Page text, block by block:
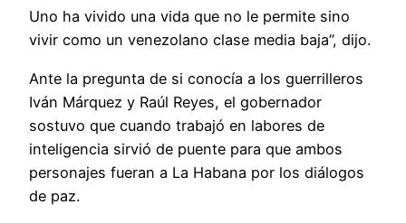
Uno ha vivido una vida que no le permite sino
vivir como un venezolano clase media baja”, dijo.
Ante la pregunta de si conocía a los guerrilleros
Iván Márquez y Raúl Reyes, el gobernador
sostuvo que cuando trabajó en labores de
inteligencia sirvió de puente para que ambos
personajes fueran a La Habana por los diálogos
de paz.